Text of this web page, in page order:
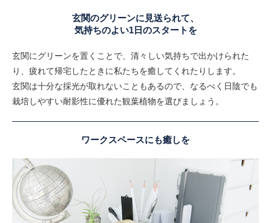
玄関のグリーンに見送られて、
気持ちのよい1日のスタートを
玄関にグリーンを置くことで、清々しい気持ちで出かけられた
り、疲れて帰宅したときに私たちを癒してくれたりします。
玄関は十分な採光が取れないこともあるので、なるべく日陰でも
栽培しやすい耐影性に優れた観葉植物を選びましょう。
ワークスペースにも癒しを